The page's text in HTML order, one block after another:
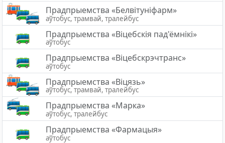
Прадпрыемства «Белвітуніфарм»
аўтобус, трамвай, тралейбус
Прадпрыемства «Вiцебскiя пад'ёмнiкi»
аўтобус
Прадпрыемства «Віцебскрэчтранс»
аўтобус
Прадпрыемства «Віцязь»
аўтобус, трамвай, тралейбус
Прадпрыемства «Марка»
аўтобус, тралейбус
Прадпрыемства «Фармацыя»
аўтобус